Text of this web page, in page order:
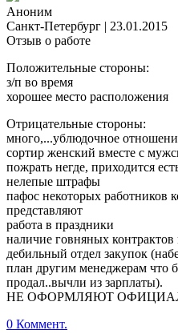
Аноним
Санкт-Петербург | 23.01.2015
Отзыв о работе
Положительные стороны:
з/п во время
хорошее место расположения
Отрицательные стороны:
много,...ублюдочное
сортир женский вместе с
пожрать негде, приходится
нелепые штрафы
пафос некоторых работников
представляют
работа в праздники
наличие говняных
дебильный отдел закупок
план другим менеджерам что
продал..вычли из зарплаты).
НЕ ОФОРМЛЯЮТ
0 Коммент.